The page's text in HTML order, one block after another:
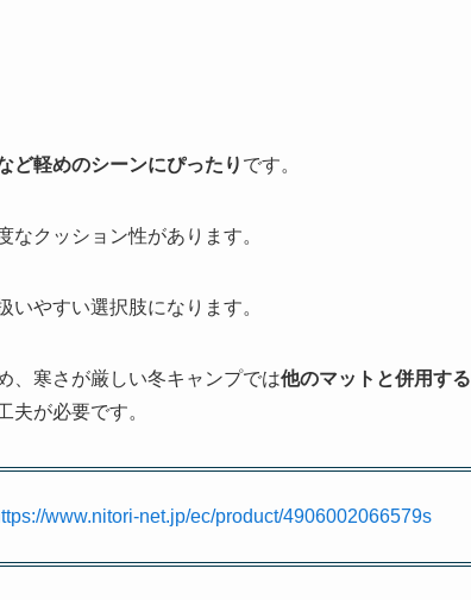
ど軽めのシーンにぴったり です。
クッション性があります。
やすい選択肢になります。
、寒さが厳しい冬キャンプでは他のマットと併用する
夫が必要です。
www.nitori-net.jp/ec/product/4906002066579s